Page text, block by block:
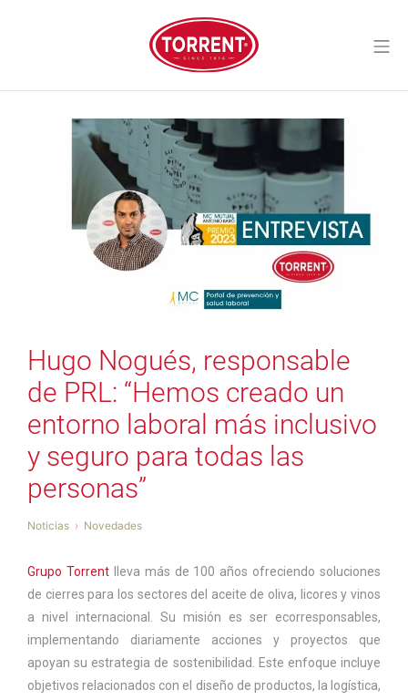
Torrent Closures
Hugo Nogués, responsable
de PRL: “Hemos creado un
entorno laboral más inclusivo
y seguro para todas las
personas”
Noticias Novedades
Grupo Torrent
lleva más de 100 años ofreciendo soluciones
de cierres para los sectores del aceite de oliva, licores y vinos
a nivel internacional. Su misión es ser ecorresponsables,
implementando diariamente acciones y proyectos que
apoyan su estrategia de sostenibilidad. Este enfoque incluye
objetivos relacionados con el diseño de productos, la logística,